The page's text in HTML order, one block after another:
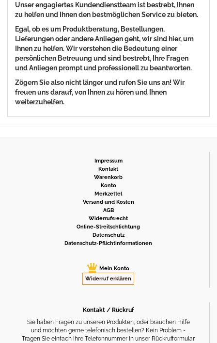
Unser engagiertes Kundendienstteam ist bestrebt, Ihnen
zu helfen und Ihnen den bestmöglichen Service zu bieten.
Egal, ob es um Produktberatung, Bestellungen,
Lieferungen oder andere Anliegen geht, wir sind hier, um
Ihnen zu helfen. Wir verstehen die Bedeutung einer
persönlichen Betreuung und sind bestrebt, Ihre Fragen
und Anliegen prompt und professionell zu beantworten.
Zögern Sie also nicht länger und rufen Sie uns an! Wir
freuen uns darauf, von Ihnen zu hören und Ihnen
weiterzuhelfen.
Impressum
Kontakt
Warenkorb
Konto
Merkzettel
Versand und Kosten
AGB
Widerrufsrecht
Online-Streitschlichtung
Datenschutz
Datenschutz-Pflichtinformationen
Mein Konto
Widerruf erklären
Kontakt / Rückruf
Sie haben Fragen zu unseren Produkten, oder brauchen Hilfe
und möchten gerne telefonisch bestellen? Kein Problem -
Tragen Sie einfach Ihre Telefonnummer in unser Rückrufformular